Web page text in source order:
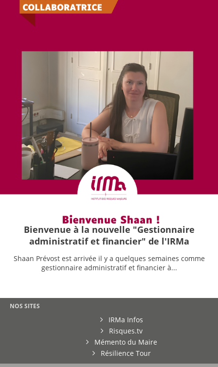
Bienvenue à la nouvelle "Gestionnaire
administratif et financier" de l'IRMa
Shaan Prévost est arrivée il y a quelques semaines comme
gestionnaire administratif et financier à...
NOS SITES
IRMa Infos
Risques.tv
Mémento du Maire
Résilience Tour